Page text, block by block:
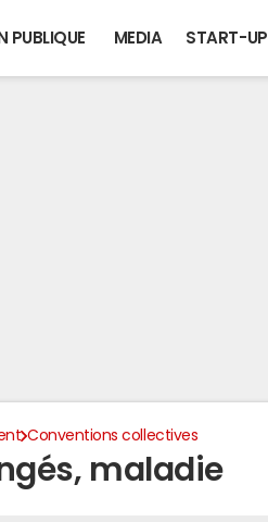
PUBLIQUE MEDIA START-UP
Conventions collectives
maladie